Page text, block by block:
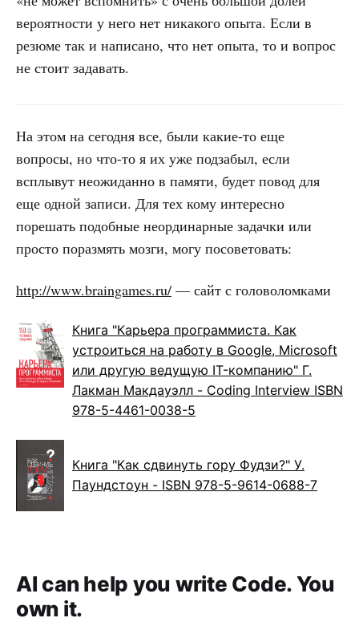
вероятности у него нет никакого опыта. Если в
резюме так и написано, что нет опыта, то и вопрос
не стоит задавать.
На этом на сегодня все, были какие-то еще
вопросы, но что-то я их уже подзабыл, если
всплывут неожиданно в памяти, будет повод для
еще одной записи. Для тех кому интересно
порешать подобные неординарные задачки или
просто поразмять мозги, могу посоветовать:
http://www.braingames.ru/ — сайт с головоломками
Книга "Карьера программиста. Как
устроиться на работу в Google, Microsoft
или другую ведущую IT-компанию" Г.
Лакман Макдауэлл - Coding Interview ISBN
978-5-4461-0038-5
Книга "Как сдвинуть гору Фудзи?" У.
Паундстоун - ISBN 978-5-9614-0688-7
AI can help you write Code. You
own it.